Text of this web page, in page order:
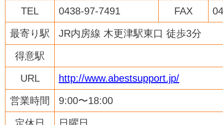
TEL 0438-97-7491 FAX
最寄り駅 JR内房線 木更津駅東口 徒歩3分
得意駅
URL http://www.abestsupport.jp/
営業時間 9:00〜18:00